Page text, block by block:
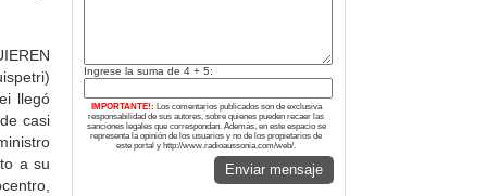
llegó
casi
a su
Ingrese la suma de 4 + 5:
IMPORTANTE!: Los comentarios publicados son de exclusiva
responsabilidad de sus autores, sobre quienes pueden recaer las
sanciones legales que correspondan. Además, en este espacio se
representa la opinión de los usuarios y no de los propietarios de
este portal y http://www.radioaussonia.com/web/.
Enviar mensaje